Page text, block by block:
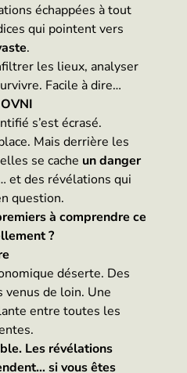
échappées à tout
qui pointent vers
.
les lieux, analyser
Facile à dire…
s’est écrasé.
Mais derrière les
se cache un danger
et des révélations qui
question.
à comprendre ce
?
déserte. Des
venus de loin. Une
entre toutes les
Les révélations
si vous êtes